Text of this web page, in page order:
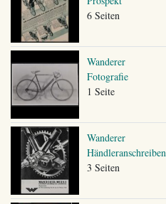
6 Seiten
Wanderer
Fotografie
1 Seite
Wanderer
Händleranschreiben
3 Seiten